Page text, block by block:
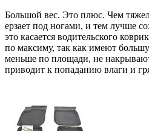
Большой вес. Это плюс. Чем
ерзает под ногами, и тем лучше
это касается водительского
по максиму, так как имеют
меньше по площади, не
приводит к попаданию влаги и